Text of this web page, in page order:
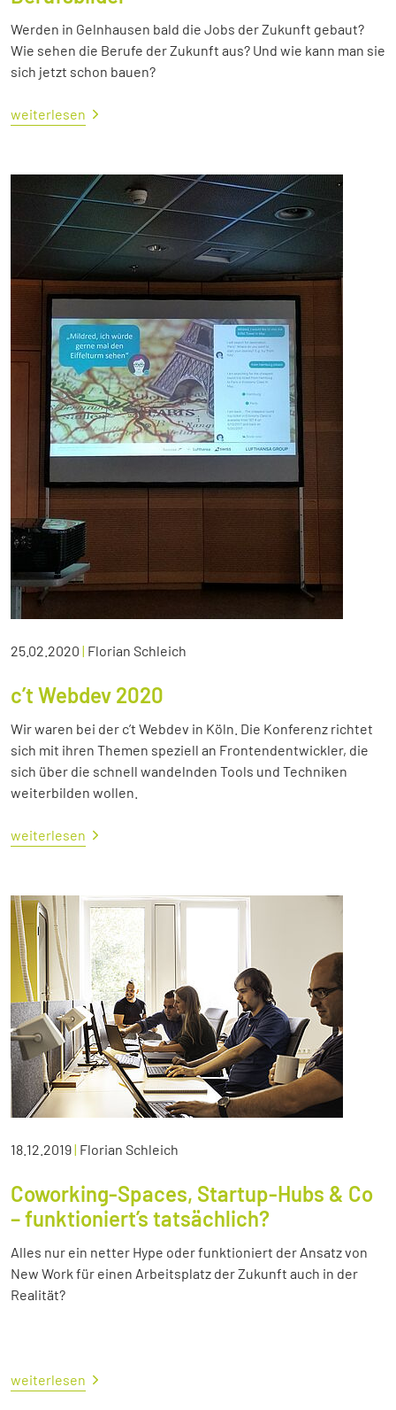
Werden in Gelnhausen bald die Jobs der Zukunft gebaut?
Wie sehen die Berufe der Zukunft aus? Und wie kann man sie
sich jetzt schon bauen?
weiterlesen
25.02.2020 | Florian Schleich
c’t Webdev 2020
Wir waren bei der c’t Webdev in Köln. Die Konferenz richtet
sich mit ihren Themen speziell an Frontendentwickler, die
sich über die schnell wandelnden Tools und Techniken
weiterbilden wollen.
weiterlesen
18.12.2019| Florian Schleich
Coworking-Spaces, Startup-Hubs & Co
– funktioniert’s tatsächlich?
Alles nur ein netter Hype oder funktioniert der Ansatz von
New Work für einen Arbeitsplatz der Zukunft auch in der
Realität?
weiterlesen